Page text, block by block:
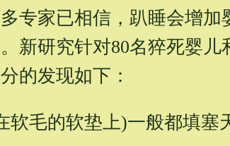
专家已相信，趴睡会增
新研究针对80名猝死婴
的发现如下：
软毛的软垫上)一般都填